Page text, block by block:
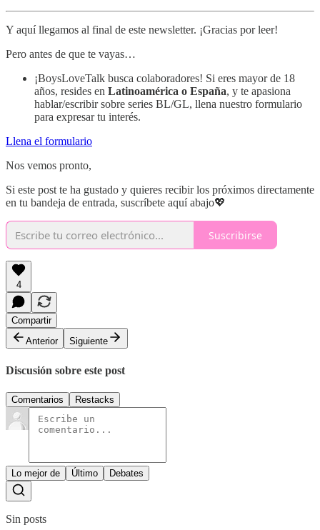
Y aquí llegamos al final de este newsletter. ¡Gracias por leer!
Pero antes de que te vayas…
¡BoysLoveTalk busca colaboradores! Si eres mayor de 18
años, resides en Latinoamérica o España, y te apasiona
hablar/escribir sobre series BL/GL, llena nuestro formulario
para expresar tu interés.
Llena el formulario
Nos vemos pronto,
Si este post te ha gustado y quieres recibir los próximos directamente
en tu bandeja de entrada, suscríbete aquí abajo💖
Suscribirse
4
Compartir
Anterior
Siguiente
Discusión sobre este post
Comentarios Restacks
Lo mejor de Último Debates
Sin posts